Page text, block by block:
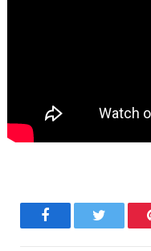
FacebookTwitter